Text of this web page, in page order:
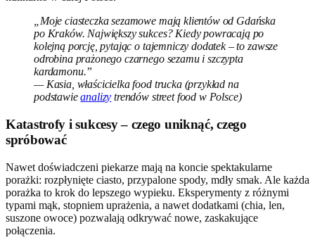
„Moje ciasteczka sezamowe mają klientów od Gdańska
po Kraków. Największy sukces? Kiedy powracają po
kolejną porcję, pytając o tajemniczy dodatek – to zawsze
odrobina prażonego czarnego sezamu i szczypta
kardamonu.”
— Kasia, właścicielka food trucka (przykład na
podstawieanalizy trendów street food w Polsce)
Katastrofy i sukcesy – czego uniknąć, czego
spróbować
Nawet doświadczeni piekarze mają na koncie spektakularne
porażki: rozpłynięte ciasto, przypalone spody, mdły smak. Ale każda
porażka to krok do lepszego wypieku. Eksperymenty z różnymi
typami mąk, stopniem uprażenia, a nawet dodatkami (chia, len,
suszone owoce) pozwalają odkrywać nowe, zaskakujące
połączenia.